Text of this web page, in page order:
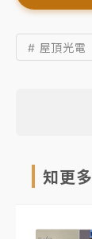
# 屋頂光電
知更多